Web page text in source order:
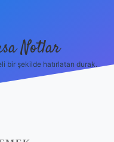
Notlar
bir şekilde hatırlatan durak.